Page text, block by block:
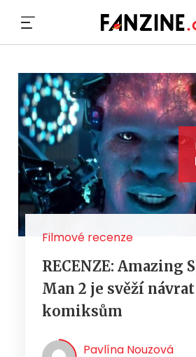
Filmové recenze
RECENZE: Amazing
Man 2 je svěží
komiksům
Pavlína Nouzová